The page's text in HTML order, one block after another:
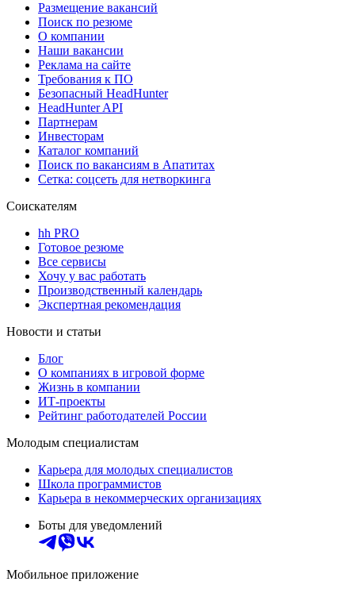
Размещение вакансий
Поиск по резюме
О компании
Наши вакансии
Реклама на сайте
Требования к ПО
Безопасный HeadHunter
HeadHunter API
Партнерам
Инвесторам
Каталог компаний
Поиск по вакансиям в Апатитах
Сетка: соцсеть для нетворкинга
Соискателям
hh PRO
Готовое резюме
Все сервисы
Хочу у вас работать
Производственный календарь
Экспертная рекомендация
Новости и статьи
Блог
О компаниях в игровой форме
Жизнь в компании
ИТ-проекты
Рейтинг работодателей России
Молодым специалистам
Карьера для молодых специалистов
Школа программистов
Карьера в некоммерческих организациях
Боты для уведомлений
Мобильное приложение